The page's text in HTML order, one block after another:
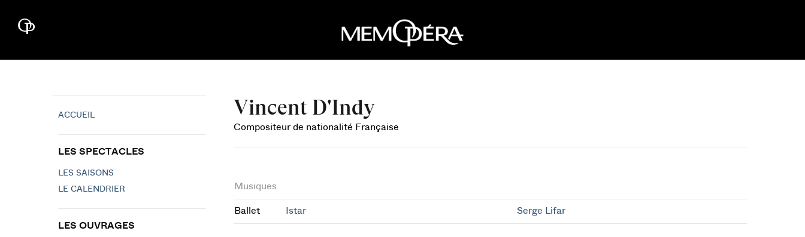
Vincent D'Indy
Compositeur de nationalité Française
Musiques
Ballet Istar Serge Lifar
ACCUEIL
LES SPECTACLES
LES SAISONS
LE CALENDRIER
LES OUVRAGES